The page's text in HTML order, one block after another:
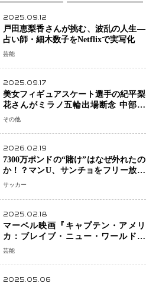
2025.09.12
戸田恵梨香さんが挑む、波乱の人生―
占い師・細木数子をNetflixで実写化
芸能
2025.09.17
美女フィギュアスケート選手の紀平梨
花さんがミラノ五輪出場断念 中部選
手権欠場を発表「安全最優先の判断」
その他
2026.02.19
7300万ポンドの“賭け”はなぜ外れたの
か！？マンU、サンチョをフリー放出
へ・・・補強戦略の転換点に
サッカー
2025.02.18
マーベル映画『キャプテン・アメリ
カ：ブレイブ・ニュー・ワールド』
新ブラック・ウィドウ役のシラ・ハー
芸能
2025.05.06